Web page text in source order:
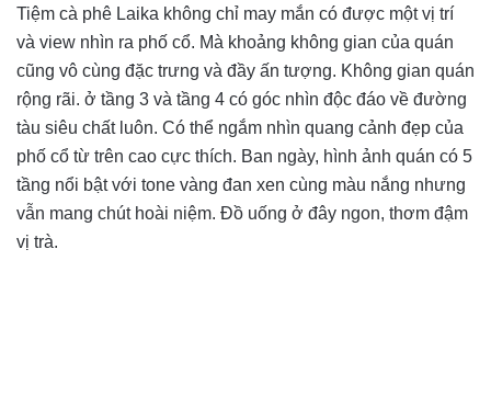
Tiệm cà phê Laika không chỉ may mắn có được một vị trí
và view nhìn ra phố cổ. Mà khoảng không gian của quán
cũng vô cùng đặc trưng và đầy ấn tượng. Không gian quán
rộng rãi. ở tầng 3 và tầng 4 có góc nhìn độc đáo về đường
tàu siêu chất luôn. Có thể ngắm nhìn quang cảnh đẹp của
phố cổ từ trên cao cực thích. Ban ngày, hình ảnh quán có 5
tầng nổi bật với tone vàng đan xen cùng màu nắng nhưng
vẫn mang chút hoài niệm. Đồ uống ở đây ngon, thơm đậm
vị trà.